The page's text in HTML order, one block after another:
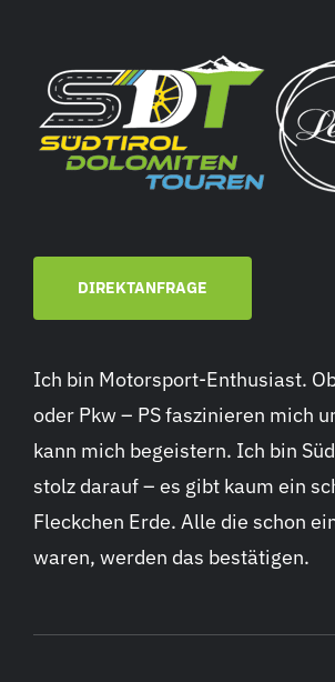
DIREKTANFRAGE
Ich bin Motorsport-Enthusiast.
oder Pkw – PS faszinieren mich
kann mich begeistern. Ich bin
stolz darauf – es gibt kaum ein
Fleckchen Erde. Alle die schon
waren, werden das bestätigen.